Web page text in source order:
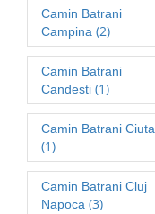
Camin Batrani
Campina (2)
Camin Batrani
Candesti (1)
Camin Batrani Ciuta
(1)
Camin Batrani Cluj
Napoca (3)